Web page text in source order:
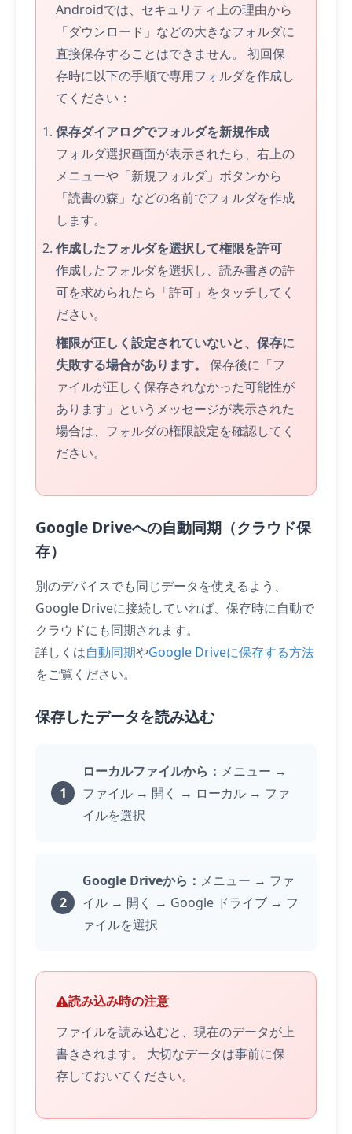
Androidでは、セキュリティ上の理由から
「ダウンロード」などの大きなフォルダに
直接保存することはできません。 初回保
存時に以下の手順で専用フォルダを作成し
てください：
保存ダイアログでフォルダを新規作成
フォルダ選択画面が表示されたら、右上の
メニューや「新規フォルダ」ボタンから
「読書の森」などの名前でフォルダを作成
します。
作成したフォルダを選択して権限を許可
作成したフォルダを選択し、読み書きの許
可を求められたら「許可」をタッチしてく
ださい。
権限が正しく設定されていないと、保存に
失敗する場合があります。
保存後に「フ
ァイルが正しく保存されなかった可能性が
あります」というメッセージが表示された
場合は、フォルダの権限設定を確認してく
ださい。
Google Driveへの自動同期（クラウド保
存）
別のデバイスでも同じデータを使えるよう、
Google Driveに接続していれば、保存時に自動で
クラウドにも同期されます。
詳しくは自動同期やGoogle Driveに保存する方法
をご覧ください。
保存したデータを読み込む
ローカルファイルから： メニュー →
ファイル → 開く → ローカル → ファ
イルを選択
Google Driveから： メニュー → ファ
イル → 開く → Google ドライブ → フ
ァイルを選択
読み込み時の注意
ファイルを読み込むと、現在のデータが上
書きされます。 大切なデータは事前に保
存しておいてください。